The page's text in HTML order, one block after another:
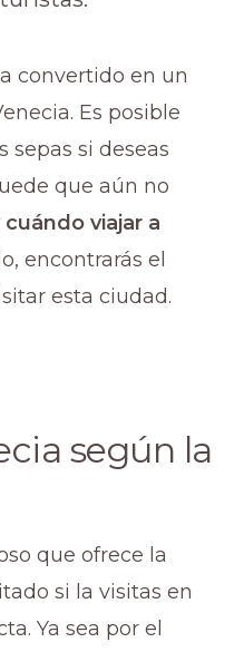
convertido en un
Es posible
sepas si deseas
que aún no
viajar a
encontrarás el
esta ciudad.
según la
que ofrece la
si la visitas en
Ya sea por el